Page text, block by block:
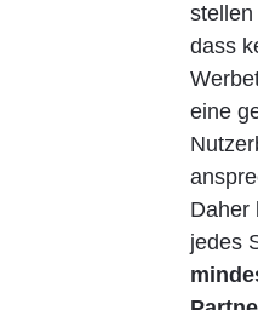
stellen
dass
eine
Daher
jedes